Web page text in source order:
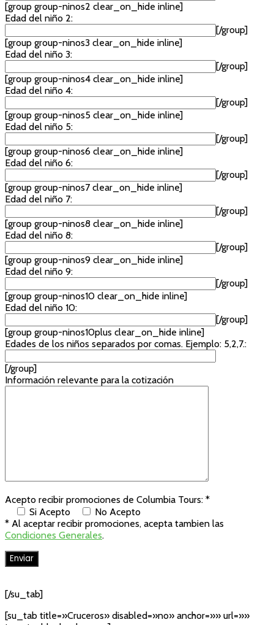
[group group-ninos2 clear_on_hide inline]
Edad del niño 2:
[/group]
[group group-ninos3 clear_on_hide inline]
Edad del niño 3:
[/group]
[group group-ninos4 clear_on_hide inline]
Edad del niño 4:
[/group]
[group group-ninos5 clear_on_hide inline]
Edad del niño 5:
[/group]
[group group-ninos6 clear_on_hide inline]
Edad del niño 6:
[/group]
[group group-ninos7 clear_on_hide inline]
Edad del niño 7:
[/group]
[group group-ninos8 clear_on_hide inline]
Edad del niño 8:
[/group]
[group group-ninos9 clear_on_hide inline]
Edad del niño 9:
[/group]
[group group-ninos10 clear_on_hide inline]
Edad del niño 10:
[/group]
[group group-ninos10plus clear_on_hide inline]
Edades de los niños separados por comas. Ejemplo: 5,2,7.:
[/group]
Información relevante para la cotización
Acepto recibir promociones de Columbia Tours: *
Si Acepto
No Acepto
* Al aceptar recibir promociones, acepta tambien las
Condiciones Generales.
[/su_tab]
[su_tab title=»Cruceros» disabled=»no» anchor=»» url=»»